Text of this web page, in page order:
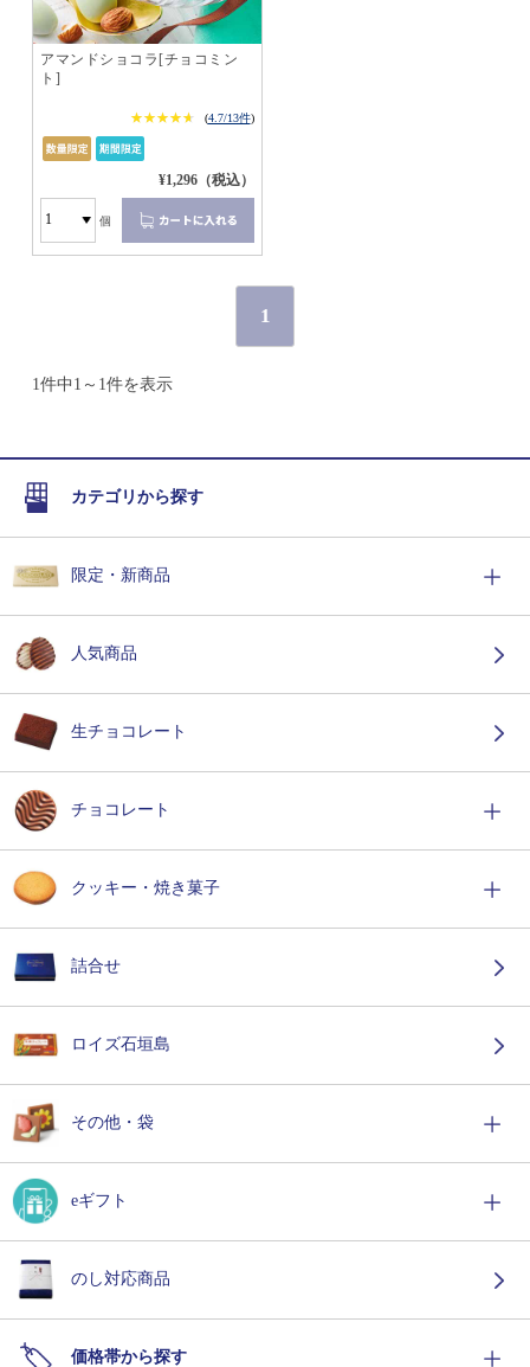
アマンドショコラ[チョコミン
ト]
★★★★★
★★★★★ (4.7/13件)
¥1,296（税込）
個
1
1件中1～1件を表示
カテゴリから探す
限定・新商品
人気商品
生チョコレート
チョコレート
クッキー・焼き菓子
詰合せ
ロイズ石垣島
その他・袋
eギフト
のし対応商品
価格帯から探す